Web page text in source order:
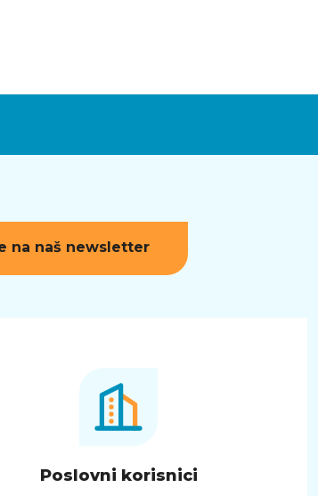
na naš newsletter
Poslovni korisnici